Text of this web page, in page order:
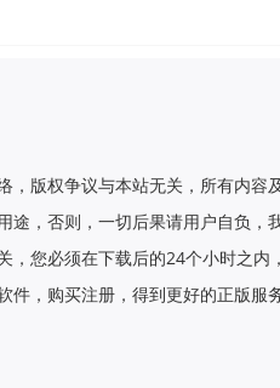
，版权争议与本站无关，所有内
途，否则，一切后果请用户自负，
，您必须在下载后的24个小时之
件，购买注册，得到更好的正版服